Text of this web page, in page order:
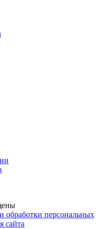
обработки персональных
сайта